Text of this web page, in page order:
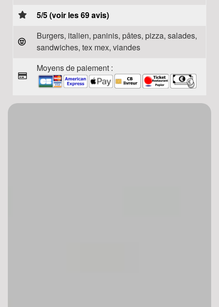
5/5 (voir les 69 avis)
Burgers, italien, paninis, pâtes, pizza, salades,
sandwiches, tex mex, viandes
Moyens de paiement :